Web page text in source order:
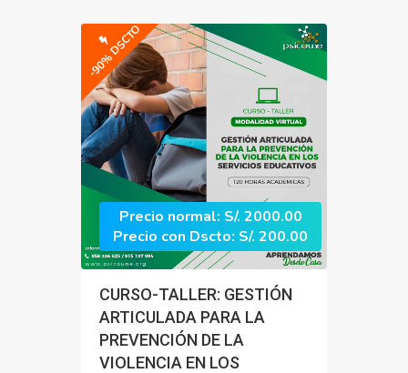
-90% DSCTO
Precio normal: S/. 2000.00
Precio con Dscto: S/. 200.00
CURSO-TALLER: GESTIÓN
ARTICULADA PARA LA
PREVENCIÓN DE LA
VIOLENCIA EN LOS